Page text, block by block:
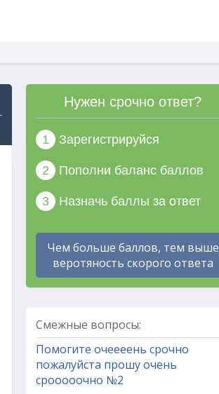
Нужен срочно ответ?
1 Зарегистрируйся
2 Пополни баланс баллов
3 Назначь баллы за ответ
Чем больше баллов, тем выше
веротяность скорого ответа
Смежные вопросы:
Помогите очеееень срочно
пожалуйста прошу очень
срооооочно №2